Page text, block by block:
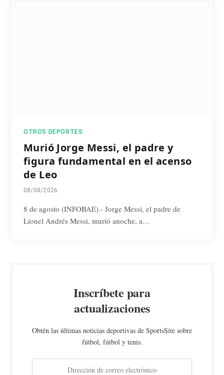
OTROS DEPORTES
Murió Jorge Messi, el padre y
figura fundamental en el acenso
de Leo
08/08/2026
8 de agosto (INFOBAE).- Jorge Messi, el padre de
Lionel Andrés Messi, murió anoche, a…
Inscríbete para
actualizaciones
Obtén las últimas noticias deportivas de SportsSite sobre
fútbol, fútbol y tenis.